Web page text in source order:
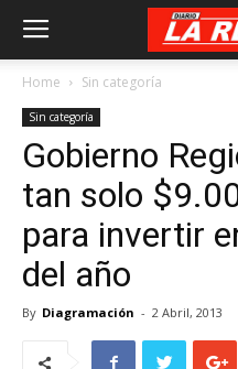
Home Sin categoría
Sin categoría
Gobierno
tan solo
para invertir
del año
By Diagramación - 2 Abril, 2013